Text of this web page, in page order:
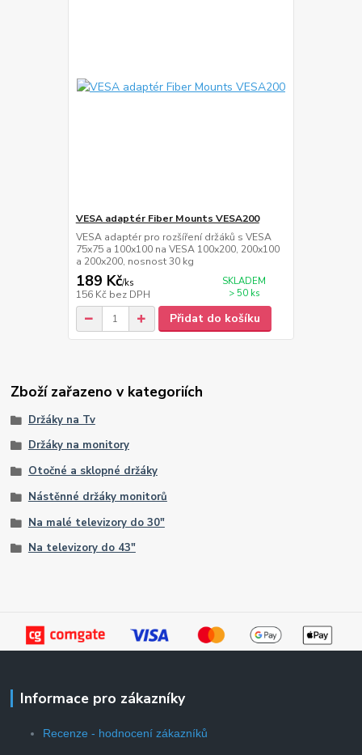
VESA adaptér Fiber Mounts VESA200
VESA adaptér pro rozšíření držáků s VESA
75x75 a 100x100 na VESA 100x200, 200x100
a 200x200, nosnost 30 kg
189 Kč/ks
156 Kč bez DPH
SKLADEM
> 50 ks
Přidat do košíku
Zboží zařazeno v kategoriích
Držáky na Tv
Držáky na monitory
Otočné a sklopné držáky
Nástěnné držáky monitorů
Na malé televizory do 30"
Na televizory do 43"
Informace pro zákazníky
Recenze - hodnocení zákazníků